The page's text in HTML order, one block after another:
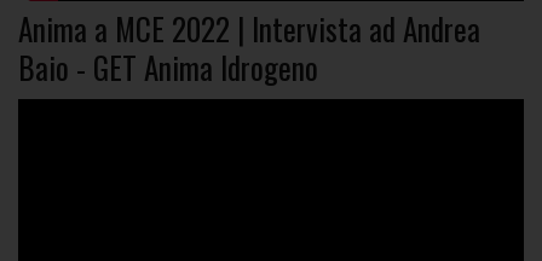
Anima a MCE 2022 | Intervista ad Andrea
Baio - GET Anima Idrogeno